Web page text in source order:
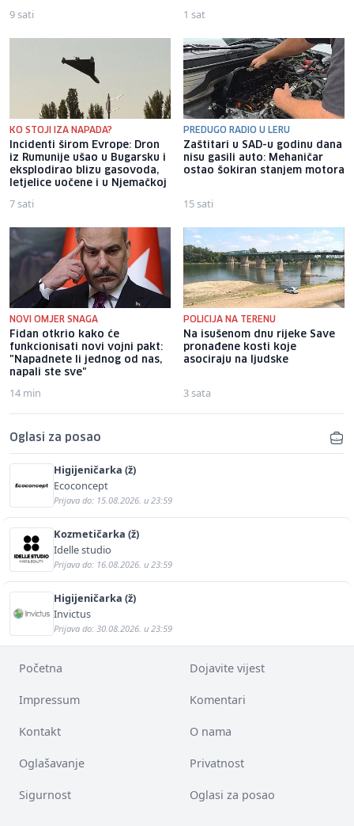
9 sati 1 sat
KO STOJI IZA NAPADA?
Incidenti širom Evrope: Dron
iz Rumunije ušao u Bugarsku i
eksplodirao blizu gasovoda,
letjelice uočene i u Njemačkoj
7 sati
PREDUGO RADIO U LERU
Zaštitari u SAD-u godinu dana
nisu gasili auto: Mehaničar
ostao šokiran stanjem motora
15 sati
NOVI OMJER SNAGA
Fidan otkrio kako će
funkcionisati novi vojni pakt:
"Napadnete li jednog od nas,
napali ste sve"
14 min
POLICIJA NA TERENU
Na isušenom dnu rijeke Save
pronađene kosti koje
asociraju na ljudske
3 sata
Oglasi za posao
Higijeničarka (ž)
Ecoconcept
Prijava do: 15.08.2026. u 23:59
Kozmetičarka (ž)
Idelle studio
Prijava do: 16.08.2026. u 23:59
Higijeničarka (ž)
Invictus
Prijava do: 30.08.2026. u 23:59
Početna Dojavite vijest
Impressum Komentari
Kontakt O nama
Oglašavanje Privatnost
Sigurnost Oglasi za posao